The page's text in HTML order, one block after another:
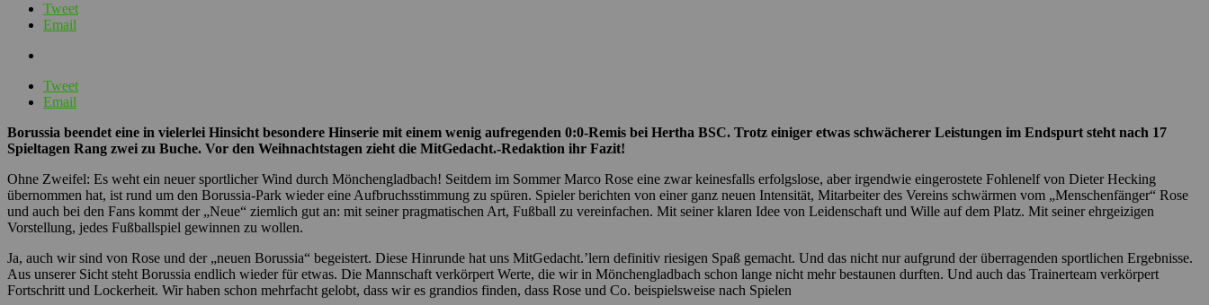
Tweet
Email
Tweet
Email
Borussia beendet eine in vielerlei Hinsicht besondere Hinserie mit einem wenig aufregenden 0:0-Remis bei Hertha BSC. Trotz einiger etwas schwächerer Leistungen im Endspurt steht nach 17
Spieltagen Rang zwei zu Buche. Vor den Weihnachtstagen zieht die MitGedacht.-Redaktion ihr Fazit!
Ohne Zweifel: Es weht ein neuer sportlicher Wind durch Mönchengladbach! Seitdem im Sommer Marco Rose eine zwar keinesfalls erfolgslose, aber irgendwie eingerostete Fohlenelf von Dieter Hecking
übernommen hat, ist rund um den Borussia-Park wieder eine Aufbruchsstimmung zu spüren. Spieler berichten von einer ganz neuen Intensität, Mitarbeiter des Vereins schwärmen vom „Menschenfänger“ Rose
und auch bei den Fans kommt der „Neue“ ziemlich gut an: mit seiner pragmatischen Art, Fußball zu vereinfachen. Mit seiner klaren Idee von Leidenschaft und Wille auf dem Platz. Mit seiner ehrgeizigen
Vorstellung, jedes Fußballspiel gewinnen zu wollen.
Ja, auch wir sind von Rose und der „neuen Borussia“ begeistert. Diese Hinrunde hat uns MitGedacht.’lern definitiv riesigen Spaß gemacht. Und das nicht nur aufgrund der überragenden sportlichen Ergebnisse.
Aus unserer Sicht steht Borussia endlich wieder für etwas. Die Mannschaft verkörpert Werte, die wir in Mönchengladbach schon lange nicht mehr bestaunen durften. Und auch das Trainerteam verkörpert
Fortschritt und Lockerheit. Wir haben schon mehrfacht gelobt, dass wir es grandios finden, dass Rose und Co. beispielsweise nach Spielen